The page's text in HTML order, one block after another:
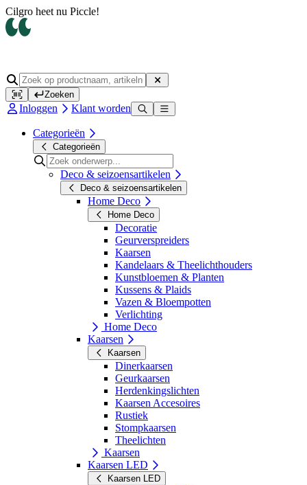
Op werkdagen voor 14.00 uur besteld, dezelfde dag verzonden
Zoeken
Inloggen Klant worden
Categorieën
Categorieën
Deco & seizoensartikelen
Deco & seizoensartikelen
Home Deco
Home Deco
Decoratie
Geurverspreiders
Kaarsen
Kandelaars & Theelichthouders
Kunstbloemen & Planten
Kussens & Plaids
Vazen & Bloempotten
Verlichting
Home Deco
Kaarsen
Kaarsen
Dinerkaarsen
Geurkaarsen
Herdenkingslichten
Kaarsen Accesoires
Rustiek
Stompkaarsen
Theelichten
Kaarsen
Kaarsen LED
Kaarsen LED